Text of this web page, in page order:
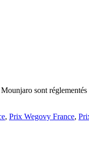
sont
, Prix Wegovy France,